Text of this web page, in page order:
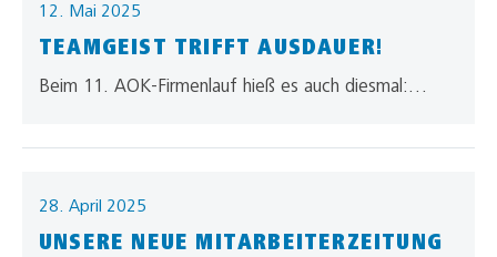
12. Mai 2025
TEAMGEIST TRIFFT AUSDAUER!
Beim 11. AOK-Firmenlauf hieß es auch diesmal:
und Läufern waren wir am Start –…
28. April 2025
UNSERE NEUE MITARBEITERZEITUNG